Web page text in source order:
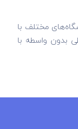
مختلف با
بدون واسطه با